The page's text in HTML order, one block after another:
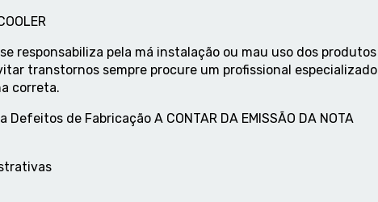
se responsabiliza pela má instalação ou mau uso dos produtos
transtornos sempre procure um profissional especializado
correta.
de Fabricação A CONTAR DA EMISSÃO DA NOTA